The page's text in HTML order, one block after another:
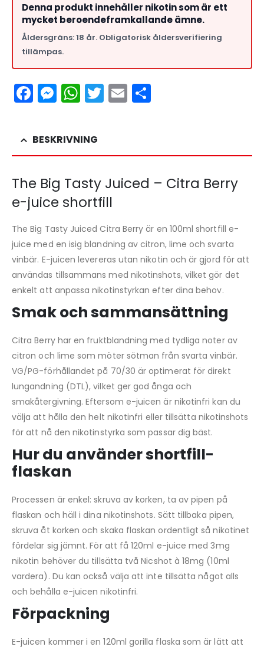
Denna produkt innehåller nikotin som är ett
mycket beroendeframkallande ämne.
Åldersgräns: 18 år. Obligatorisk åldersverifiering
tillämpas.
Facebook
Messenger
WhatsApp
Twitter
Email
BESKRIVNING
The Big Tasty Juiced – Citra Berry
e-juice shortfill
The Big Tasty Juiced Citra Berry är en 100ml shortfill e-
juice med en isig blandning av citron, lime och svarta
vinbär. E-juicen levereras utan nikotin och är gjord för att
användas tillsammans med nikotinshots, vilket gör det
enkelt att anpassa nikotinstyrkan efter dina behov.
Smak och sammansättning
Citra Berry har en fruktblandning med tydliga noter av
citron och lime som möter sötman från svarta vinbär.
VG/PG-förhållandet på 70/30 är optimerat för direkt
lungandning (DTL), vilket ger god ånga och
smakåtergivning. Eftersom e-juicen är nikotinfri kan du
välja att hålla den helt nikotinfri eller tillsätta nikotinshots
för att nå den nikotinstyrka som passar dig bäst.
Hur du använder shortfill-
flaskan
Processen är enkel: skruva av korken, ta av pipen på
flaskan och häll i dina nikotinshots. Sätt tillbaka pipen,
skruva åt korken och skaka flaskan ordentligt så nikotinet
fördelar sig jämnt. För att få 120ml e-juice med 3mg
nikotin behöver du tillsätta två Nicshot à 18mg (10ml
vardera). Du kan också välja att inte tillsätta något alls
och behålla e-juicen nikotinfri.
Förpackning
E-juicen kommer i en 120ml gorilla flaska som är lätt att